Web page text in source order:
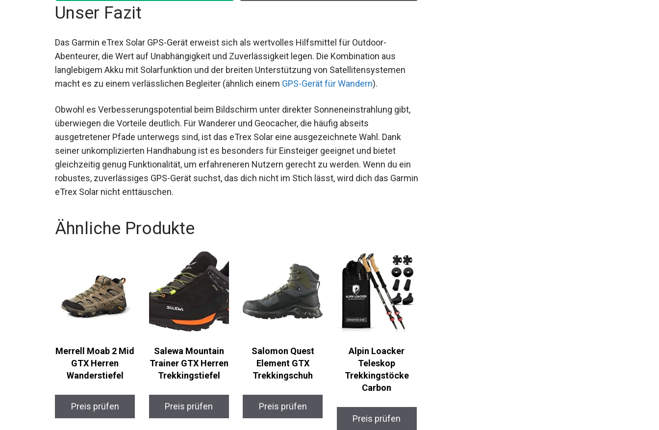
Unser Fazit
Das Garmin eTrex Solar GPS-Gerät erweist sich als wertvolles Hilfsmittel für Outdoor-
Abenteurer, die Wert auf Unabhängigkeit und Zuverlässigkeit legen. Die Kombination aus
langlebigem Akku mit Solarfunktion und der breiten Unterstützung von Satellitensystemen
macht es zu einem verlässlichen Begleiter (ähnlich einem GPS-Gerät für Wandern).
Obwohl es Verbesserungspotential beim Bildschirm unter direkter Sonneneinstrahlung gibt,
überwiegen die Vorteile deutlich. Für Wanderer und Geocacher, die häufig abseits
ausgetretener Pfade unterwegs sind, ist das eTrex Solar eine ausgezeichnete Wahl. Dank
seiner unkomplizierten Handhabung ist es besonders für Einsteiger geeignet und bietet
gleichzeitig genug Funktionalität, um erfahreneren Nutzern gerecht zu werden. Wenn du ein
robustes, zuverlässiges GPS-Gerät suchst, das dich nicht im Stich lässt, wird dich das
Garmin eTrex Solar nicht enttäuschen.
Ähnliche Produkte
Merrell Moab 2 Mid
GTX Herren
Wanderstiefel
Preis prüfen
Salewa Mountain
Trainer GTX Herren
Trekkingstiefel
Preis prüfen
Salomon Quest
Element GTX
Trekkingschuh
Preis prüfen
Alpin Loacker
Teleskop
Trekkingstöcke
Carbon
Preis prüfen